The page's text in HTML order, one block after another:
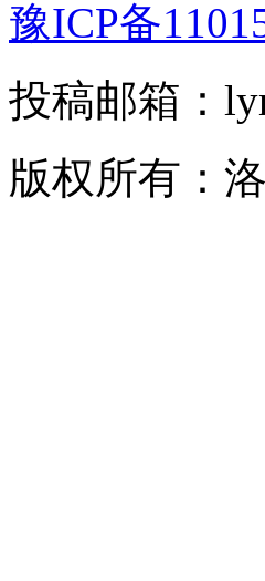
豫ICP备
投稿邮箱：
版权所有：